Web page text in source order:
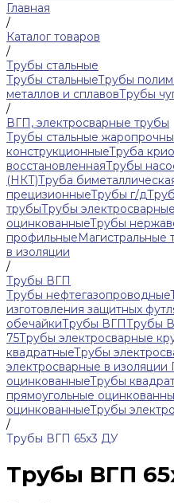
Главная
/
Каталог товаров
/
Трубы стальные
Трубы стальныеТрубы
металлов и сплавовТрубы
/
ВГП, электросварные трубы
Трубы стальные
конструкционныеТруба
восстановленнаяТрубы
(НКТ)Труба
прецизионныеТрубы г/д
трубыТрубы
оцинкованныеТрубы
профильныеМагистральные
в изоляции
/
Трубы ВГП
Трубы нефтегазопроводные
изготовления защитных
обечайкиТрубы ВГПТрубы
75Трубы электросварные
квадратныеТрубы
электросварные в
оцинкованныеТрубы
прямоугольные
оцинкованныеТрубы
/
Трубы ВГП 65х3 ДУ
Трубы ВГП